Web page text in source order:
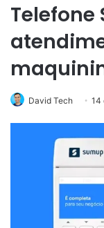
Telefone
David Tech 14